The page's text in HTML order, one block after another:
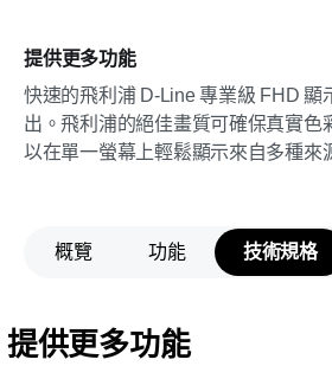
提供更多功能
快速的飛利浦 D-Line 專業級 FHD 顯
出。飛利浦的絕佳畫質可確保真實色
以在單一螢幕上輕鬆顯示來自多種來
概覽 功能 技術規格
提供更多功能